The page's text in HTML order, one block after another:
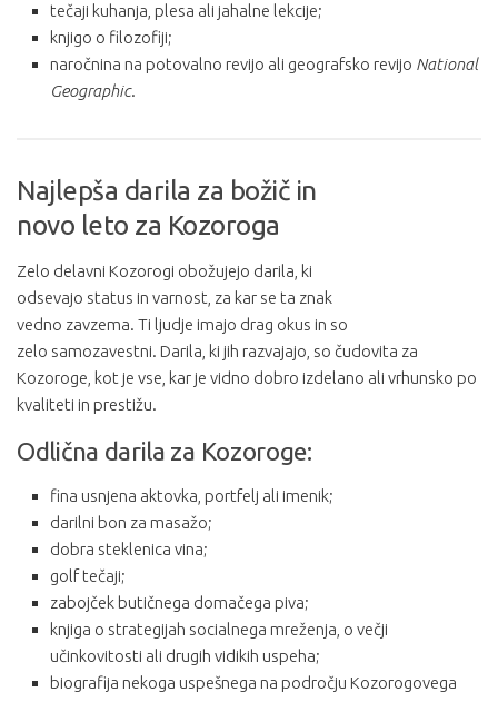
tečaji kuhanja, plesa ali jahalne lekcije;
knjigo o filozofiji;
naročnina na potovalno revijo ali geografsko revijo National
Geographic.
Najlepša darila za božič in
novo leto za Kozoroga
Zelo delavni Kozorogi obožujejo darila, ki
odsevajo status in varnost, za kar se ta znak
vedno zavzema. Ti ljudje imajo drag okus in so
zelo samozavestni. Darila, ki jih razvajajo, so čudovita za
Kozoroge, kot je vse, kar je vidno dobro izdelano ali vrhunsko po
kvaliteti in prestižu.
Odlična darila za Kozoroge:
fina usnjena aktovka, portfelj ali imenik;
darilni bon za masažo;
dobra steklenica vina;
golf tečaji;
zabojček butičnega domačega piva;
knjiga o strategijah socialnega mreženja, o večji
učinkovitosti ali drugih vidikih uspeha;
biografija nekoga uspešnega na področju Kozorogovega